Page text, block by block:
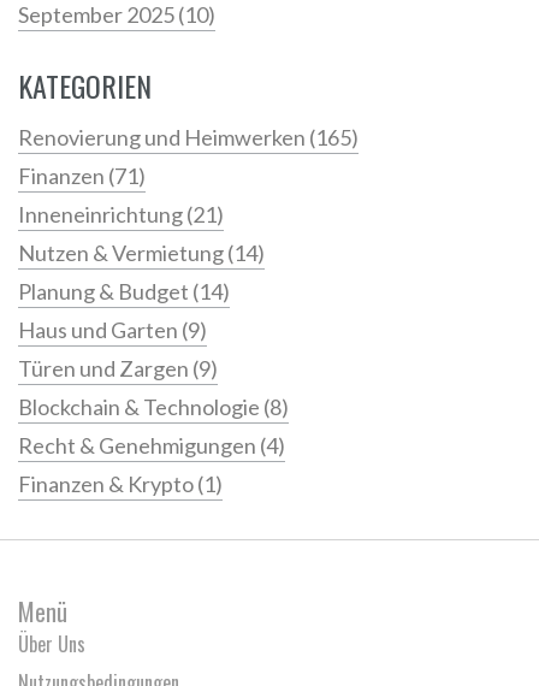
September 2025(10)
KATEGORIEN
Renovierung und Heimwerken (165)
Finanzen (71)
Inneneinrichtung(21)
Nutzen & Vermietung(14)
Planung & Budget (14)
Haus und Garten (9)
Türen und Zargen (9)
Blockchain & Technologie (8)
Recht & Genehmigungen (4)
Finanzen & Krypto(1)
Menü
Über Uns